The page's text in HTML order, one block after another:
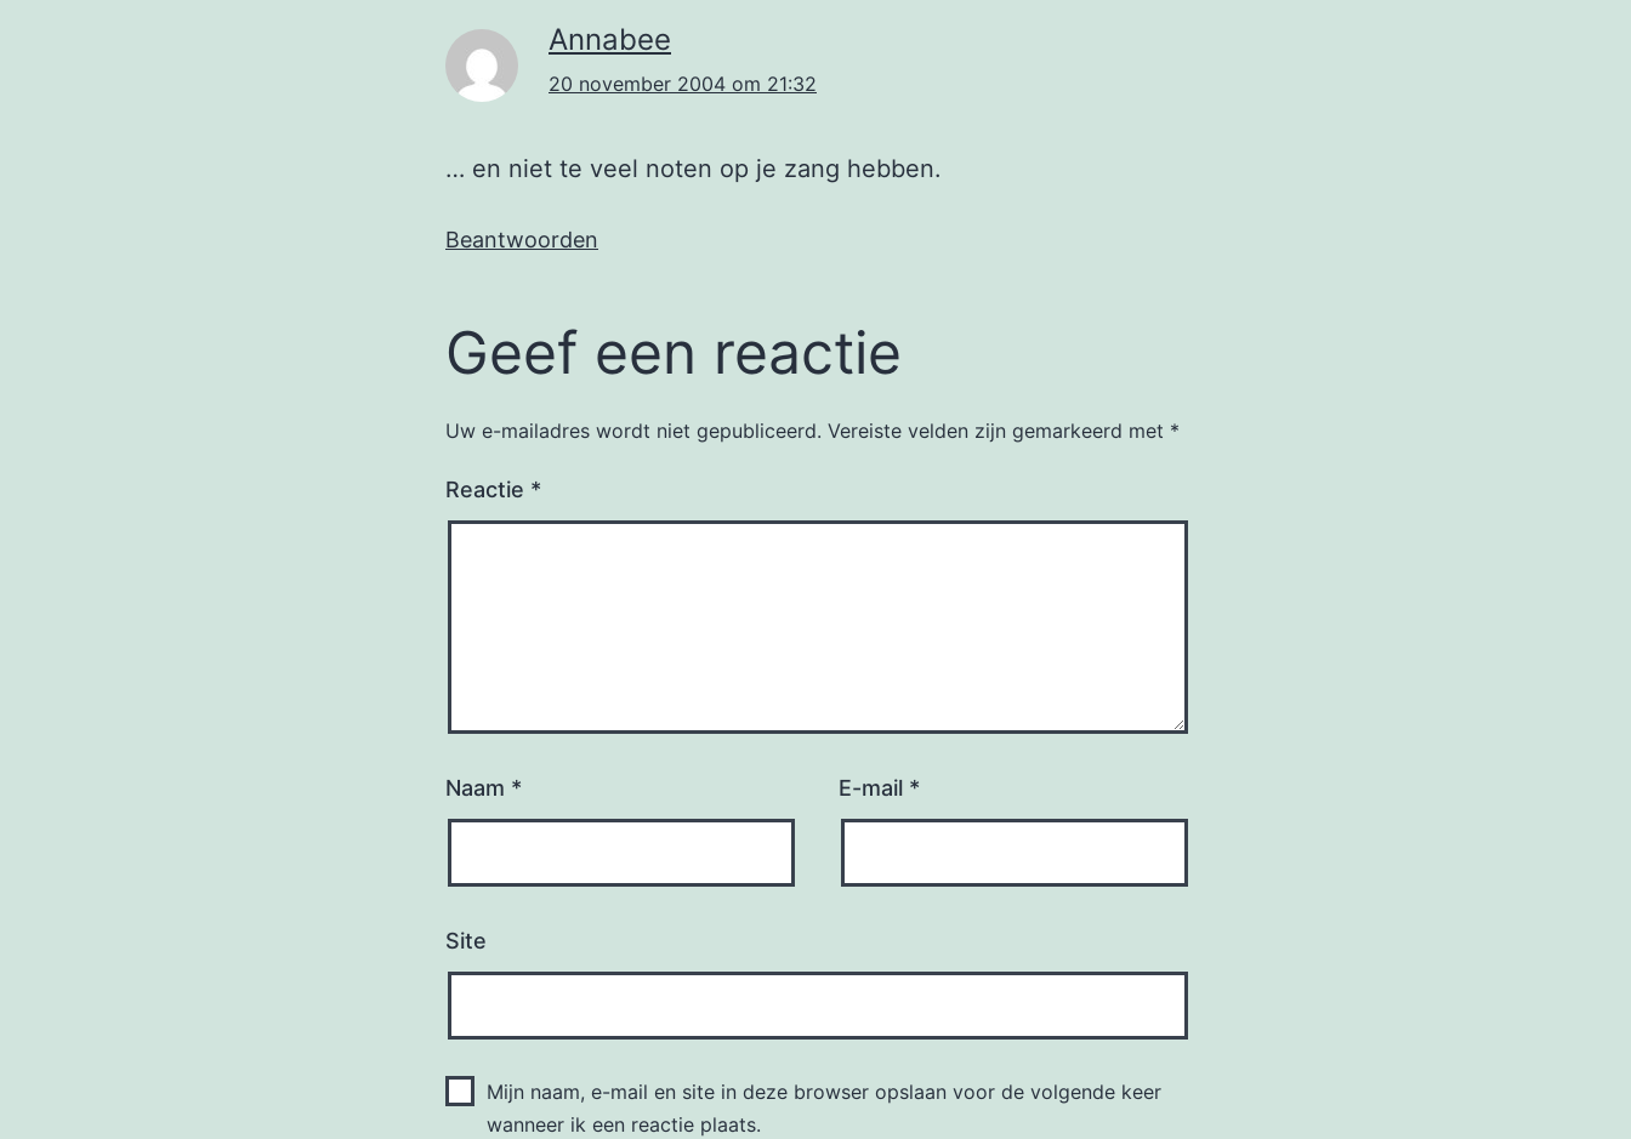
Annabee
20 november 2004 om 21:32
… en niet te veel noten op je zang hebben.
Beantwoorden
Geef een reactie
Uw e-mailadres wordt niet gepubliceerd. Vereiste velden zijn gemarkeerd met *
Reactie *
Naam * E-mail *
Site
Mijn naam, e-mail en site in deze browser opslaan voor de volgende keer
wanneer ik een reactie plaats.